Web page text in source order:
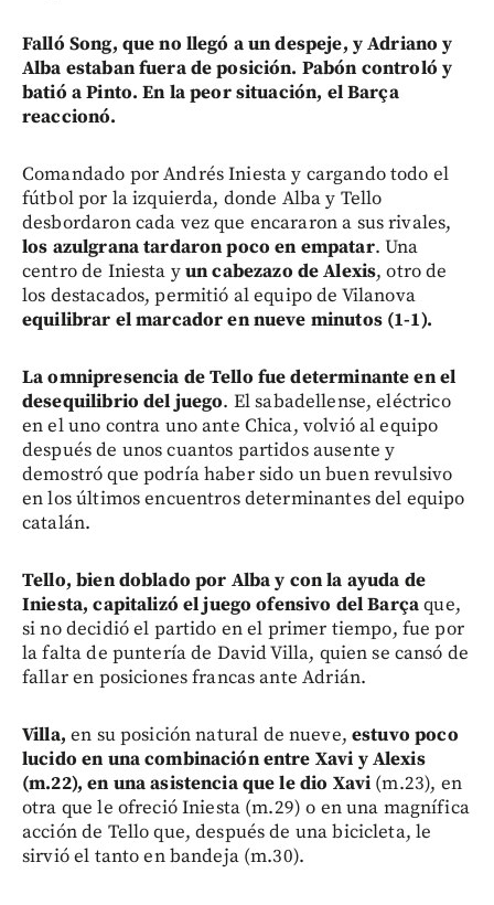
Falló Song, que no llegó a un despeje, y Adriano y
Alba estaban fuera de posición. Pabón controló y
batió a Pinto. En la peor situación, el Barça
reaccionó.
Comandado por Andrés Iniesta y cargando todo el
fútbol por la izquierda, donde Alba y Tello
desbordaron cada vez que encararon a sus rivales,
los azulgrana tardaron poco en empatar. Una
centro de Iniesta yun cabezazo de Alexis, otro de
los destacados, permitió al equipo de Vilanova
equilibrar el marcador en nueve minutos (1-1).
La omnipresencia de Tello fue determinante en el
desequilibrio del juego. El sabadellense, eléctrico
en el uno contra uno ante Chica, volvió al equipo
después de unos cuantos partidos ausente y
demostró que podría haber sido un buen revulsivo
en los últimos encuentros determinantes del equipo
catalán.
Tello, bien doblado por Alba y con la ayuda de
Iniesta, capitalizó el juego ofensivo del Barçaque,
si no decidió el partido en el primer tiempo, fue por
la falta de puntería de David Villa, quien se cansó de
fallar en posiciones francas ante Adrián.
Villa, en su posición natural de nueve,estuvo poco
lucido en una combinación entre Xavi y Alexis
(m.22), en una asistencia que le dio Xavi (m.23), en
otra que le ofreció Iniesta (m.29) o en una magnífica
acción de Tello que, después de una bicicleta, le
sirvió el tanto en bandeja (m.30).